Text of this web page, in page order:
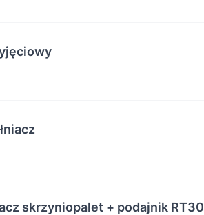
skrzyniopalet + podajnik RT30